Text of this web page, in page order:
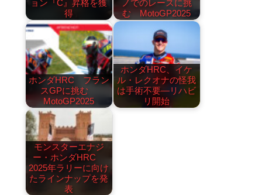
ョン『C』昇格を獲
得
ノでのレースに挑
む MotoGP2025
ホンダHRC フラン
スGPに挑む
MotoGP2025
ホンダHRC、イケ
ル・レクオナの怪我
は手術不要―リハビ
リ開始
モンスターエナジ
ー・ホンダHRC
2025年ラリーに向け
たラインナップを発
表